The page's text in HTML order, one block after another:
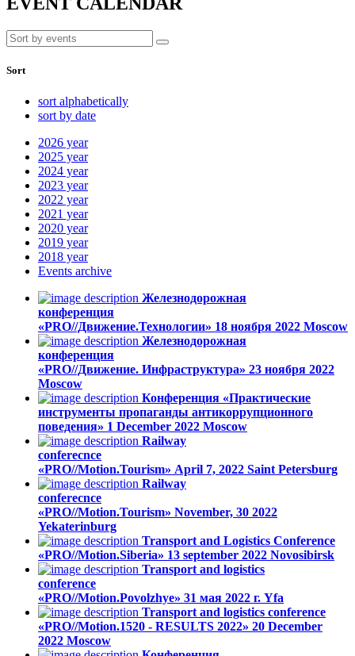
Sort
sort alphabetically
sort by date
2026 year
2025 year
2024 year
2023 year
2022 year
2021 year
2020 year
2019 year
2018 year
Events archive
Железнодорожная
конференция
«PRO//Движение.Технологии» 18 ноября 2022 Moscow
Железнодорожная
конференция
«PRO//Движение. Инфраструктура» 23 ноября 2022
Moscow
Конференция «Практические
инструменты пропаганды антикоррупционного
поведения» 1 December 2022 Moscow
Railway
conferecnce
«PRO//Motion.Tourism» April 7, 2022 Saint Petersburg
Railway
conferecnce
«PRO//Motion.Tourism» November, 30 2022
Yekaterinburg
Transport and Logistics Conference
«PRO//Motion.Siberia» 13 september 2022 Novosibirsk
Transport and logistics
conference
«PRO//Motion.Povolzhye» 31 мая 2022 г. Yfa
Transport and logistics conference
«PRO//Motion.1520 - RESULTS 2022» 20 December
2022 Moscow